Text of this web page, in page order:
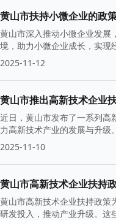
黄山市扶持小微企业的政
黄山市深入推动小微企业发展
境，助力小微企业成长，实现
2025-11-12
黄山市推出高新技术企业
近日，黄山市发布了一系列高
力高新技术产业的发展与升
2025-11-10
黄山市高新技术企业扶持
黄山市高新技术企业扶持政策
研发投入，推动产业升级。这